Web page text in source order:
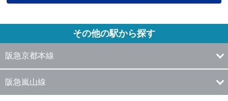
その他の駅から探す
阪急京都本線
阪急嵐山線